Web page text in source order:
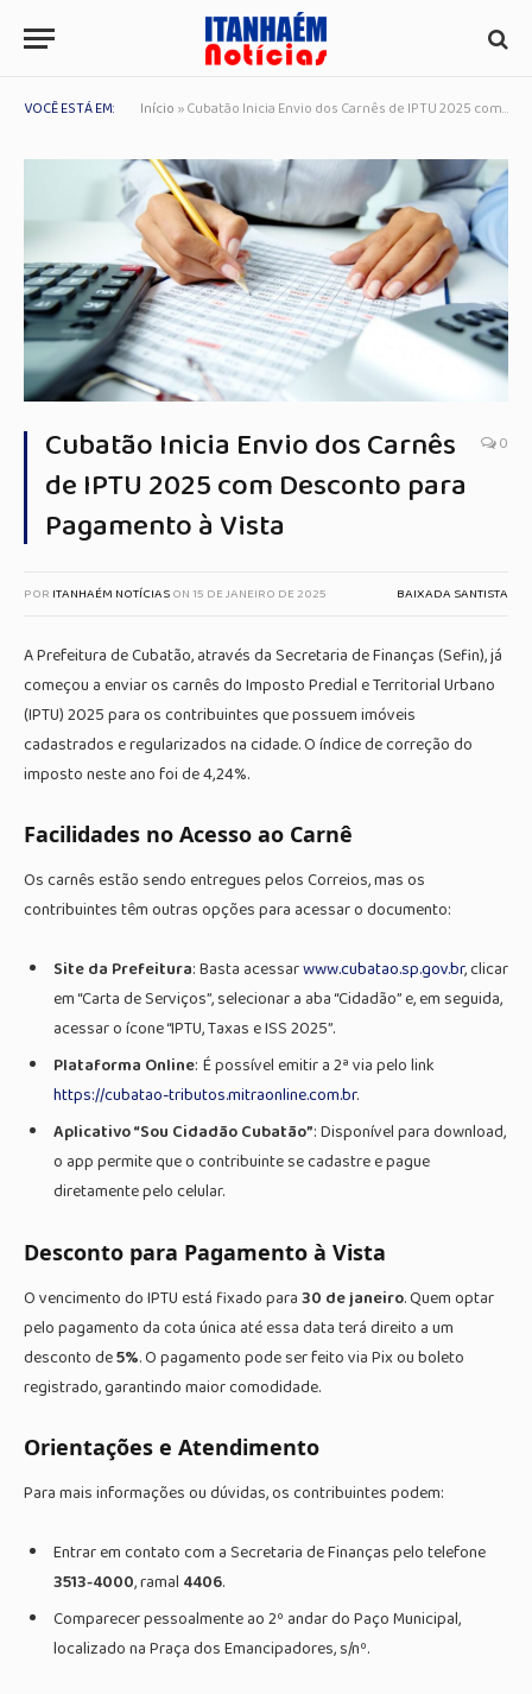
VOCÊ ESTÁ EM: Início »Cubatão Inicia Envio dos Carnês de IPTU 2025 com Desconto para Pagamento à Vista
Cubatão Inicia Envio dos Carnês
de IPTU 2025 com Desconto para
Pagamento à Vista
0
POR ITANHAÉM NOTÍCIASON15 DE JANEIRO DE 2025 BAIXADA SANTISTA
A Prefeitura de Cubatão, através da Secretaria de Finanças (Sefin), já
começou a enviar os carnês do Imposto Predial e Territorial Urbano
(IPTU) 2025 para os contribuintes que possuem imóveis
cadastrados e regularizados na cidade. O índice de correção do
imposto neste ano foi de 4,24%.
Facilidades no Acesso ao Carnê
Os carnês estão sendo entregues pelos Correios, mas os
contribuintes têm outras opções para acessar o documento:
Site da Prefeitura: Basta acessarwww.cubatao.sp.gov.br, clicar
em “Carta de Serviços”, selecionar a aba “Cidadão” e, em seguida,
acessar o ícone “IPTU, Taxas e ISS 2025”.
Plataforma Online: É possível emitir a 2ª via pelo link
https://cubatao-tributos.mitraonline.com.br.
Aplicativo “Sou Cidadão Cubatão”: Disponível para download,
o app permite que o contribuinte se cadastre e pague
diretamente pelo celular.
Desconto para Pagamento à Vista
O vencimento do IPTU está fixado para30 de janeiro. Quem optar
pelo pagamento da cota única até essa data terá direito a um
desconto de5%. O pagamento pode ser feito via Pix ou boleto
registrado, garantindo maior comodidade.
Orientações e Atendimento
Para mais informações ou dúvidas, os contribuintes podem:
Entrar em contato com a Secretaria de Finanças pelo telefone
3513-4000, ramal 4406.
Comparecer pessoalmente ao 2º andar do Paço Municipal,
localizado na Praça dos Emancipadores, s/nº.